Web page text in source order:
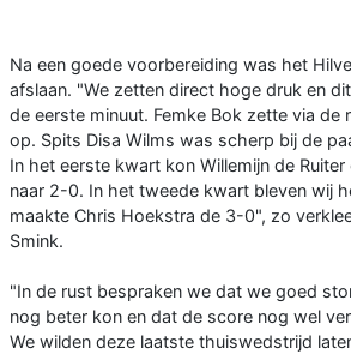
Na een goede voorbereiding was het
afslaan. "We zetten direct hoge druk en
de eerste minuut. Femke Bok zette via de
op. Spits Disa Wilms was scherp bij de
In het eerste kwart kon Willemijn de
naar 2-0. In het tweede kwart bleven wij
maakte Chris Hoekstra de 3-0", zo
Smink.
"In de rust bespraken we dat we goed
nog beter kon en dat de score nog wel
We wilden deze laatste thuiswedstrijd